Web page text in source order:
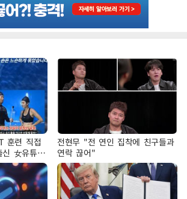
훈련 직접
女유튜버
전현무 "전 연인 집착에 친구들과
연락 끊어"